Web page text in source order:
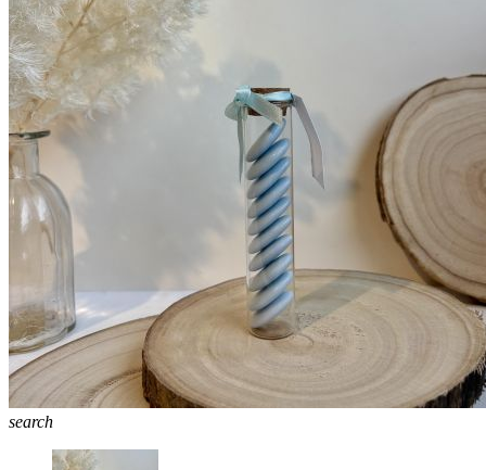
search